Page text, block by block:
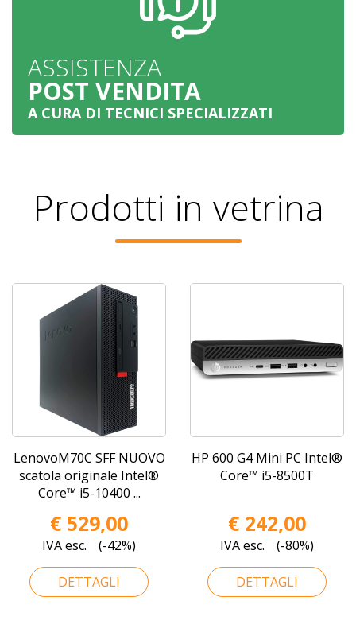
ASSISTENZA
POST VENDITA
A CURA DI TECNICI SPECIALIZZATI
Prodotti in vetrina
LenovoM70C SFF NUOVO
scatola originale Intel®
Core™ i5-10400 ...
€ 529,00
IVA esc. (-42%)
DETTAGLI
HP 600 G4 Mini PC Intel®
Core™ i5-8500T
€ 242,00
IVA esc. (-80%)
DETTAGLI